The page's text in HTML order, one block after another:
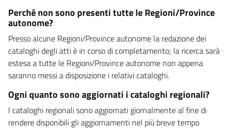
Perché non sono presenti tutte le Regioni/Province
autonome?
Presso alcune Regioni/Province autonome la redazione dei
cataloghi degli atti è in corso di completamento; la ricerca sarà
estesa a tutte le Regioni/Province autonome non appena
saranno messi a disposizione i relativi cataloghi.
Ogni quanto sono aggiornati i cataloghi regionali?
I cataloghi regionali sono aggiornati giornalmente al fine di
rendere disponibili gli aggiornamenti nel più breve tempo